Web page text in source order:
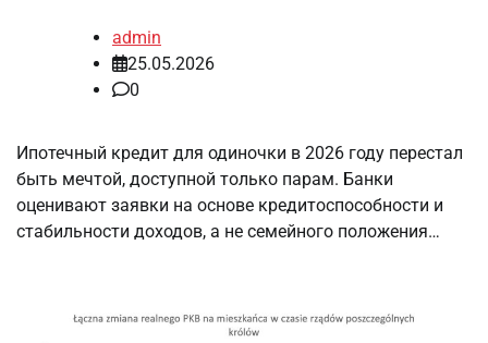
admin
25.05.2026
0
Ипотечный кредит для одиночки в 2026 году перестал
быть мечтой, доступной только парам. Банки
оценивают заявки на основе кредитоспособности и
стабильности доходов, а не семейного положения…